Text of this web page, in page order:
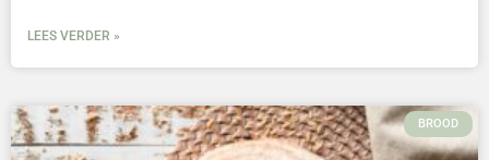
LEES VERDER »
BROOD